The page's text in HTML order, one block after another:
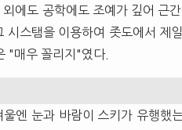
외에도 공학에도 조예가 깊어 근
시스탬을 이용하여 좃도에서 제
"매우 꼴리지"였다.
울엔 눈과 바람이 스키가 유행했